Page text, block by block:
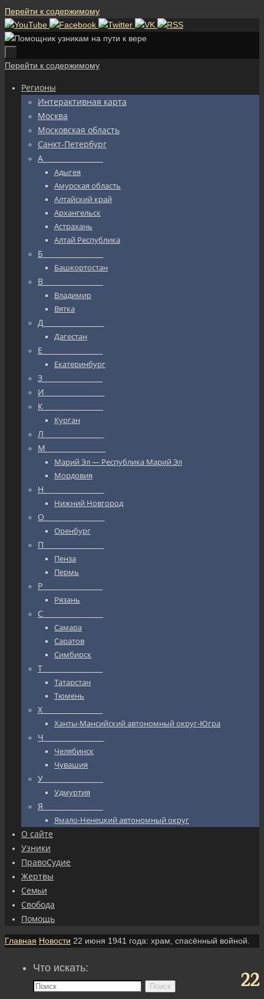
Перейти к содержимому
Перейти к содержимому
Регионы
Интерактивная карта
Москва
Московская область
Санкт-Петербург
А_________________
Адыгея
Амурская область
Алтайский край
Архангельск
Астрахань
Алтай Республика
Б_________________
Башкортостан
В_________________
Владимир
Вятка
Д_________________
Дагестан
Е_________________
Екатеринбург
З_________________
И_________________
К_________________
Курган
Л_________________
М_________________
Марий Эл — Республика Марий Эл
Мордовия
Н_________________
Нижний Новгород
О_________________
Оренбург
П_________________
Пенза
Пермь
Р_________________
Рязань
С_________________
Самара
Саратов
Симбирск
Т_________________
Татарстан
Тюмень
Х_________________
Ханты-Мансийский автономный округ-Югра
Ч_________________
Челябинск
Чувашия
У_________________
Удмуртия
Я_________________
Ямало-Ненецкий автономный округ
О сайте
Узники
ПравоСудие
Жертвы
Семьи
Свобода
Помощь
Главная Новости 22 июня 1941 года: храм, спасённый войной.
22
Что искать:
Поиск